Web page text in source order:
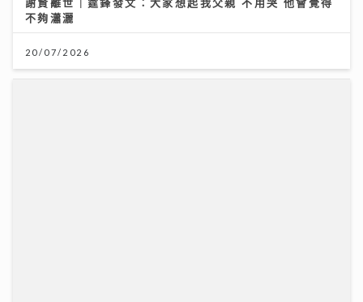
不夠瀟灑
20/07/2026